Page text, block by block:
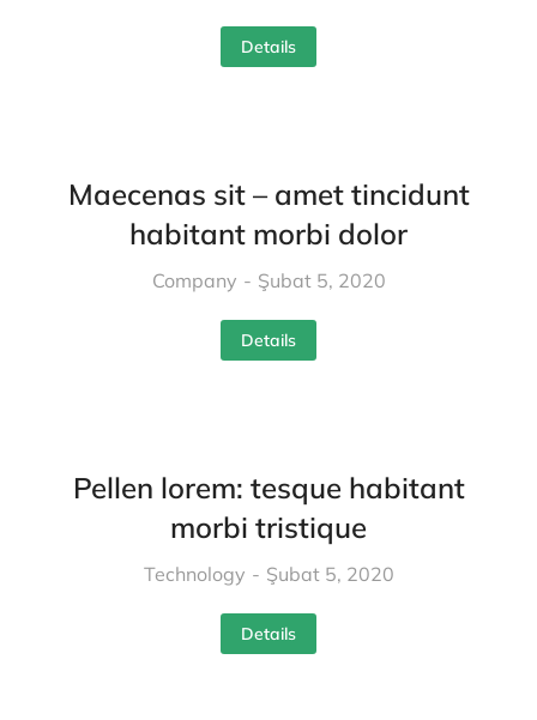
Details
Maecenas sit – amet tincidunt
habitant morbi dolor
Company Şubat 5, 2020
Details
Pellen lorem: tesque habitant
morbi tristique
Technology Şubat 5, 2020
Details